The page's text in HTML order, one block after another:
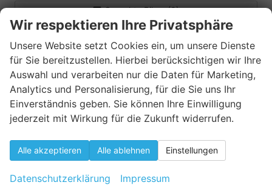
Geparkte Bikes (0)
Anmelden
Wir respektieren Ihre Privatsphäre
Unsere Website setzt Cookies ein, um unsere Dienste
für Sie bereitzustellen. Hierbei berücksichtigen wir Ihre
Auswahl und verarbeiten nur die Daten für Marketing,
Analytics und Personalisierung, für die Sie uns Ihr
Einverständnis geben. Sie können Ihre Einwilligung
jederzeit mit Wirkung für die Zukunft widerrufen.
Alle akzeptieren Alle ablehnen Einstellungen
Datenschutzerklärung Impressum